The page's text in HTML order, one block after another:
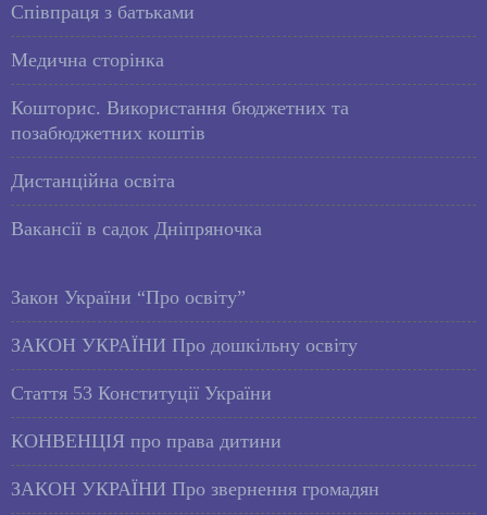
Співпраця з батьками
Медична сторінка
Кошторис. Використання бюджетних та
позабюджетних коштів
Дистанційна освіта
Вакансії в садок Дніпряночка
Закон України “Про освіту”
ЗАКОН УКРАЇНИ Про дошкільну освіту
Стаття 53 Конституції України
КОНВЕНЦІЯ про права дитини
ЗАКОН УКРАЇНИ Про звернення громадян